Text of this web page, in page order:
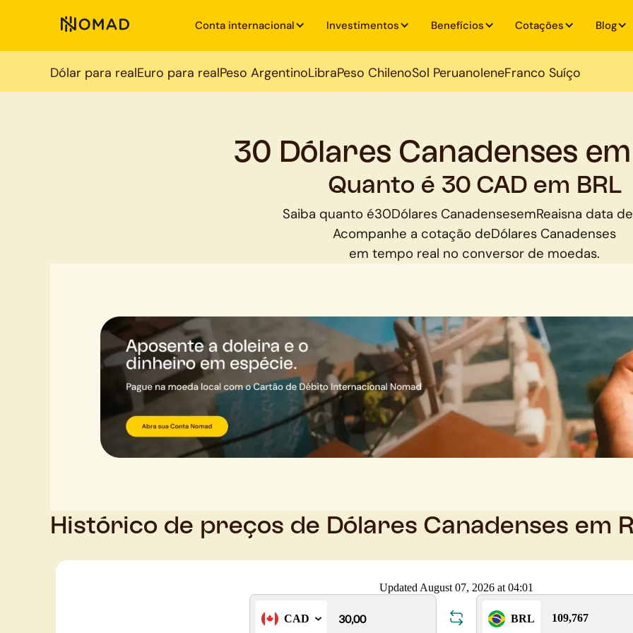
Conta internacional Investimentos Benefícios Cotações Blog
Dólar para realEuro para realPeso ArgentinoLibraPeso ChilenoSol PeruanoIeneFranco Suíço
30 Dólares Canadenses
Quanto é 30 CAD em BRL
Saiba quanto é30Dólares CanadensesemReaisna data
Acompanhe a cotação deDólares Canadenses
em tempo real no conversor de moedas.
Histórico de preços de Dólares Canadenses em